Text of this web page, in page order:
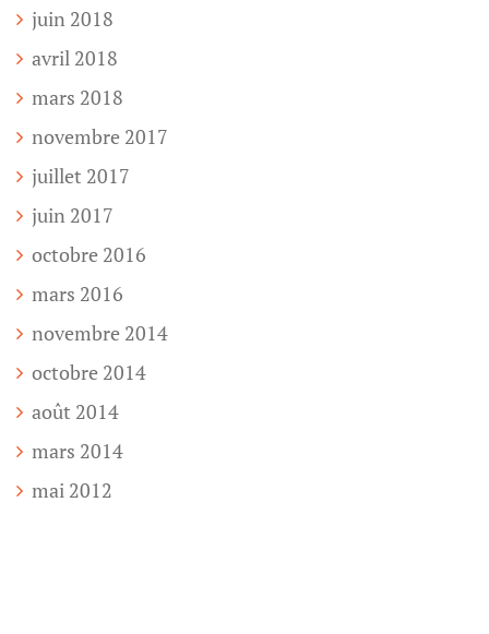
juin 2018
avril 2018
mars 2018
novembre 2017
juillet 2017
juin 2017
octobre 2016
mars 2016
novembre 2014
octobre 2014
août 2014
mars 2014
mai 2012